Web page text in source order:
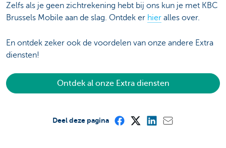
Zelfs als je geen zichtrekening hebt bij ons kun je met KBC
Brussels Mobile aan de slag. Ontdek er hier alles over.
En ontdek zeker ook de voordelen van onze andere Extra
diensten!
Ontdek al onze Extra diensten
Deel deze pagina